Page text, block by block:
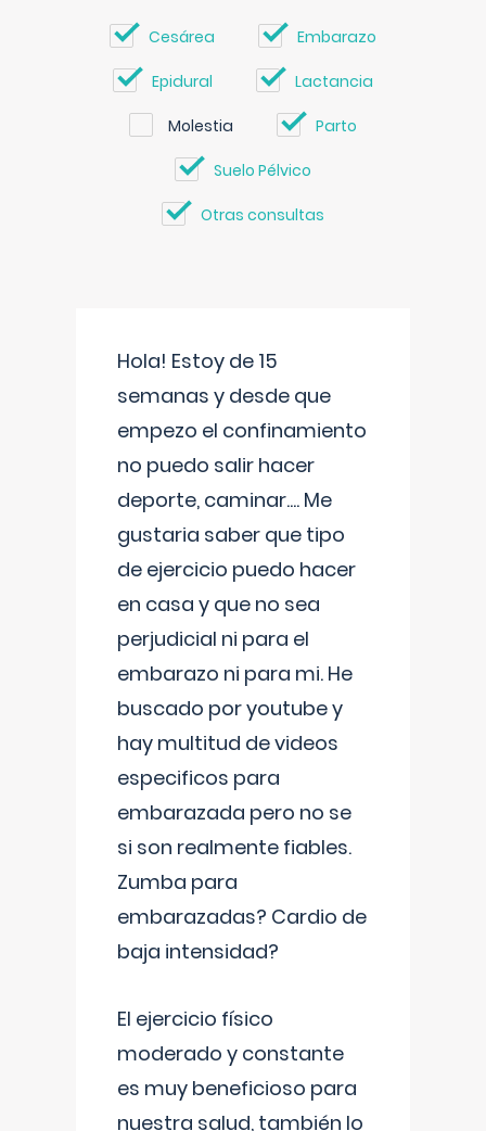
Cesárea Embarazo
Epidural Lactancia
Molestia Parto
Suelo Pélvico
Otras consultas
Hola! Estoy de 15
semanas y desde que
empezo el confinamiento
no puedo salir hacer
deporte, caminar.... Me
gustaria saber que tipo
de ejercicio puedo hacer
en casa y que no sea
perjudicial ni para el
embarazo ni para mi. He
buscado por youtube y
hay multitud de videos
especificos para
embarazada pero no se
si son realmente fiables.
Zumba para
embarazadas? Cardio de
baja intensidad?
El ejercicio físico
moderado y constante
es muy beneficioso para
nuestra salud, también lo